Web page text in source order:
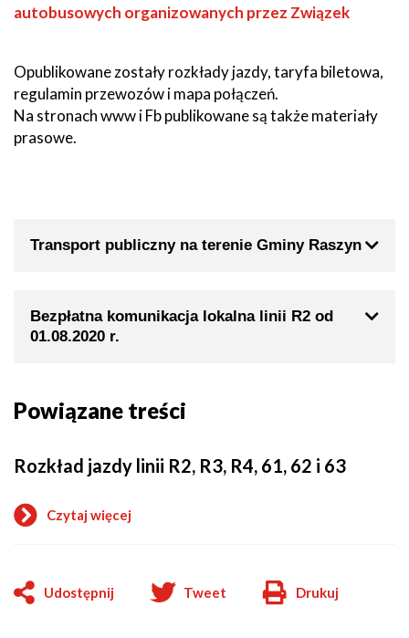
in
autobusowych organizowanych przez Związek
Opublikowane zostały rozkłady jazdy, taryfa biletowa,
regulamin przewozów i mapa połączeń.
Na stronach www i Fb publikowane są także materiały
prasowe.
Transport publiczny na terenie Gminy Raszyn
Bezpłatna komunikacja lokalna linii R2 od
01.08.2020 r.
Powiązane treści
Rozkład jazdy linii R2, R3, R4, 61, 62 i 63
Czytaj więcej
Udostępnij Tweet
Will
Drukuj